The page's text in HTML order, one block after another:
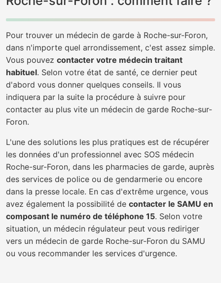
Pour trouver un médecin de garde à Roche-sur-Foron,
dans n'importe quel arrondissement, c'est assez simple.
Vous pouvez contacter votre médecin traitant
habituel. Selon votre état de santé, ce dernier peut
d'abord vous donner quelques conseils. Il vous
indiquera par la suite la procédure à suivre pour
contacter au plus vite un médecin de garde Roche-sur-
Foron.
L'une des solutions les plus pratiques est de récupérer
les données d'un professionnel avec SOS médecin
Roche-sur-Foron, dans les pharmacies de garde, auprès
des services de police ou de gendarmerie ou encore
dans la presse locale. En cas d'extrême urgence, vous
avez également la possibilité de contacter le SAMU en
composant le numéro de téléphone 15. Selon votre
situation, un médecin régulateur peut vous rediriger
vers un médecin de garde Roche-sur-Foron du SAMU
ou vous recommander les services d'urgence.